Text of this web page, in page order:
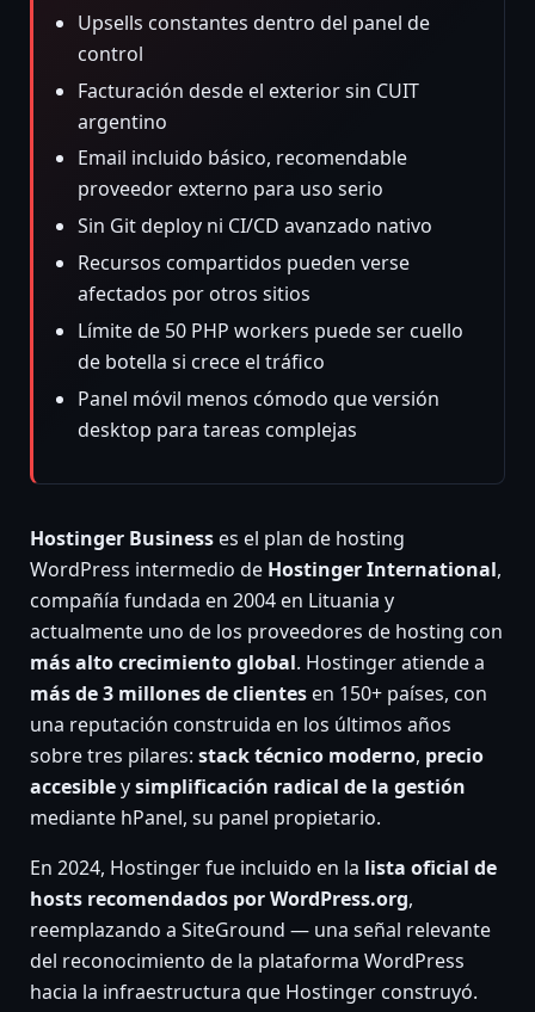
Upsells constantes dentro del panel de
control
Facturación desde el exterior sin CUIT
argentino
Email incluido básico, recomendable
proveedor externo para uso serio
Sin Git deploy ni CI/CD avanzado nativo
Recursos compartidos pueden verse
afectados por otros sitios
Límite de 50 PHP workers puede ser cuello
de botella si crece el tráfico
Panel móvil menos cómodo que versión
desktop para tareas complejas
Hostinger Business es el plan de hosting
WordPress intermedio de Hostinger International,
compañía fundada en 2004 en Lituania y
actualmente uno de los proveedores de hosting con
más alto crecimiento global. Hostinger atiende a
más de 3 millones de clientes en 150+ países, con
una reputación construida en los últimos años
sobre tres pilares:stack técnico moderno, precio
accesibleysimplificación radical de la gestión
mediante hPanel, su panel propietario.
En 2024, Hostinger fue incluido en la lista oficial de
hosts recomendados por WordPress.org,
reemplazando a SiteGround — una señal relevante
del reconocimiento de la plataforma WordPress
hacia la infraestructura que Hostinger construyó.